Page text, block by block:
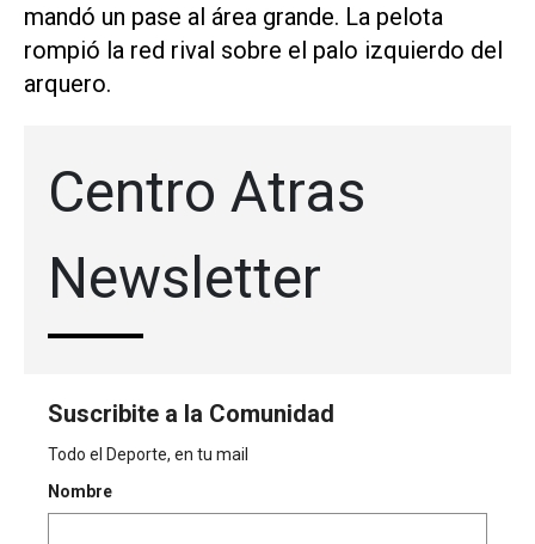
mandó un pase al área grande. La pelota
rompió la red rival sobre el palo izquierdo del
arquero.